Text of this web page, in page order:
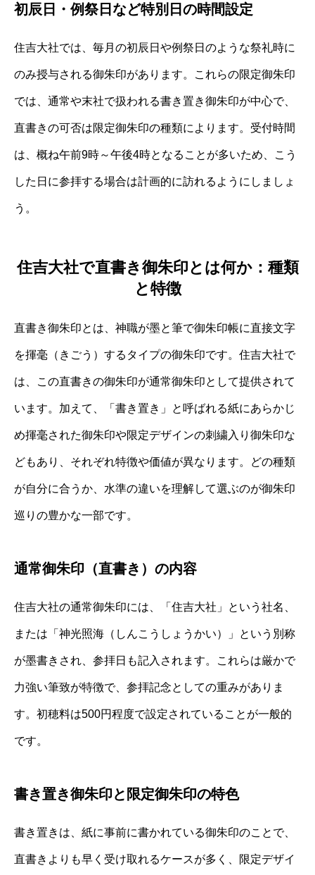
初辰日・例祭日など特別日の時間設定
住吉大社では、毎月の初辰日や例祭日のような祭礼時に
のみ授与される御朱印があります。これらの限定御朱印
では、通常や末社で扱われる書き置き御朱印が中心で、
直書きの可否は限定御朱印の種類によります。受付時間
は、概ね午前9時～午後4時となることが多いため、こう
した日に参拝する場合は計画的に訪れるようにしましょ
う。
住吉大社で直書き御朱印とは何か：種類
と特徴
直書き御朱印とは、神職が墨と筆で御朱印帳に直接文字
を揮毫（きごう）するタイプの御朱印です。住吉大社で
は、この直書きの御朱印が通常御朱印として提供されて
います。加えて、「書き置き」と呼ばれる紙にあらかじ
め揮毫された御朱印や限定デザインの刺繍入り御朱印な
どもあり、それぞれ特徴や価値が異なります。どの種類
が自分に合うか、水準の違いを理解して選ぶのが御朱印
巡りの豊かな一部です。
通常御朱印（直書き）の内容
住吉大社の通常御朱印には、「住吉大社」という社名、
または「神光照海（しんこうしょうかい）」という別称
が墨書きされ、参拝日も記入されます。これらは厳かで
力強い筆致が特徴で、参拝記念としての重みがありま
す。初穂料は500円程度で設定されていることが一般的
です。
書き置き御朱印と限定御朱印の特色
書き置きは、紙に事前に書かれている御朱印のことで、
直書きよりも早く受け取れるケースが多く、限定デザイ